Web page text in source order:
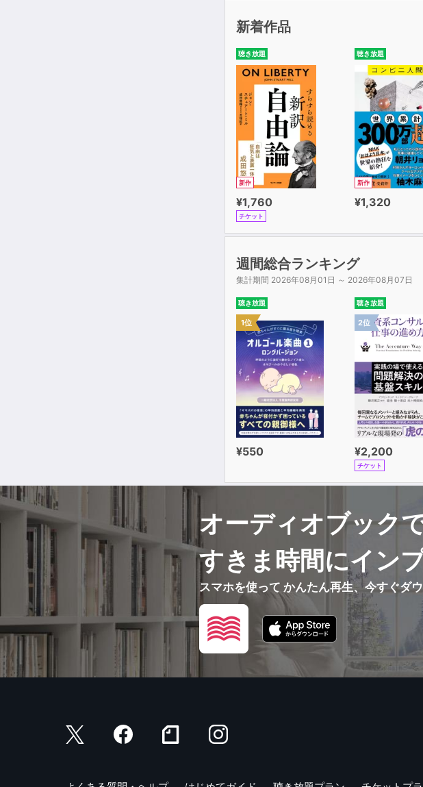
新着作品
聴き放題
新作
¥1,760
チケット
聴き放題
新作
¥1,320
週間総合ランキング
集計期間 2026年08月01日 ～ 2026年08月07日
聴き放題
1位
¥550
聴き放題
2位
¥2,200
チケット
オーディオブック
すきま時間にイン
スマホを使って かんたん再生、今すぐダ